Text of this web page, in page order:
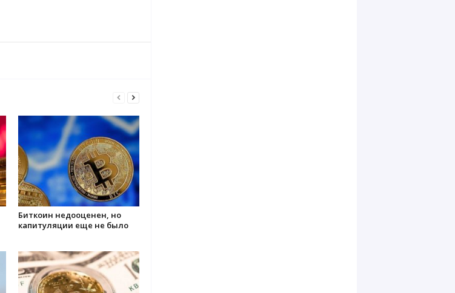
Биткоин недооценен, но
капитуляции еще не было